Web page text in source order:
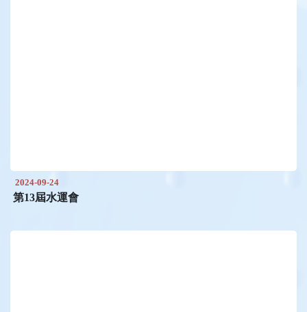
2024-09-24
第13屆水運會